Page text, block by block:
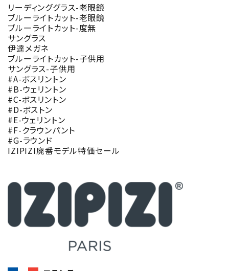
リーディンググラス-老眼鏡
ブルーライトカット-老眼鏡
ブルーライトカット-度無
サングラス
伊達メガネ
ブルーライトカット-子供用
サングラス-子供用
#A-ボスリントン
#B-ウェリントン
#C-ボスリントン
#D-ボストン
#E-ウェリントン
#F-クラウンパント
#G-ラウンド
IZIPIZI廃番モデル特価セール